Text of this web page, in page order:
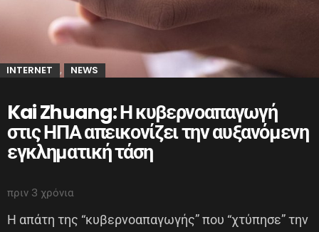
INTERNET , NEWS
Kai Zhuang: Η κυβερνοαπαγωγή
στις ΗΠΑ απεικονίζει την αυξανόμενη
εγκληματική τάση
πριν 3 χρόνια
Η απάτη της “κυβερνοαπαγωγής” που “χτύπησε” την